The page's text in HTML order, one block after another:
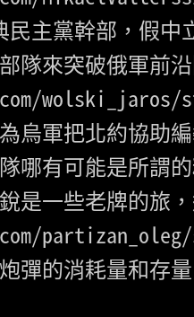
主黨幹部，假中
wolski_jaros/
烏軍把北約協助
哪有可能是所謂
partizan_oleg/
彈的消耗量和存